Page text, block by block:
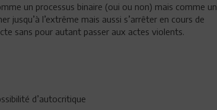
un processus binaire (oui ou non) mais comme un
jusqu’à l’extrême mais aussi s’arrêter en cours de
sans pour autant passer aux actes violents.
d’autocritique